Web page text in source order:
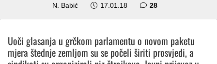
N. Babić 17.01.18 28komentara
Uoči glasanja u grčkom parlamentu o novom paketu
mjera štednje zemljom su se počeli širiti prosvjedi, a